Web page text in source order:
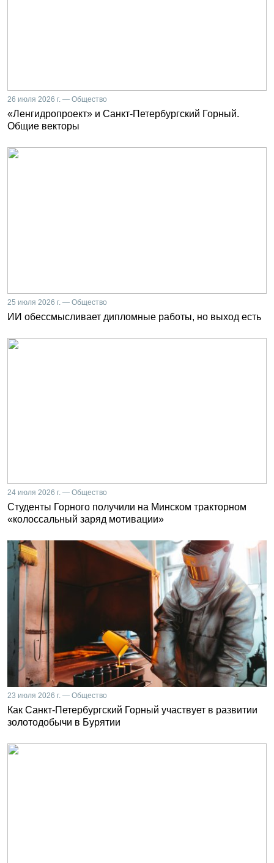
26 июля 2026 г. — Общество
«Ленгидропроект» и Санкт-Петербургский Горный.
Общие векторы
25 июля 2026 г. — Общество
ИИ обессмысливает дипломные работы, но выход есть
24 июля 2026 г. — Общество
Студенты Горного получили на Минском тракторном
«колоссальный заряд мотивации»
23 июля 2026 г. — Общество
Как Санкт-Петербургский Горный участвует в развитии
золотодобычи в Бурятии